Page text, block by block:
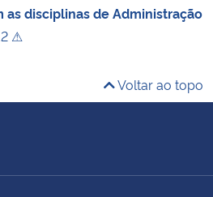
as disciplinas de Administração
2 ⚠
Voltar ao topo